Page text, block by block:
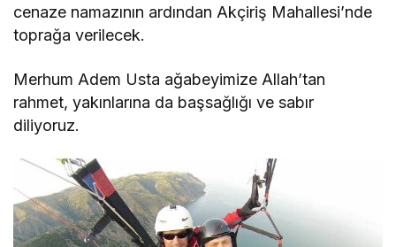
cenaze namazının ardından Akçiriş Mahallesi’nde
toprağa verilecek.
Merhum Adem Usta ağabeyimize Allah’tan
rahmet, yakınlarına da başsağlığı ve sabır
diliyoruz.